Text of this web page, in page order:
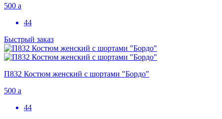
500 a
44
Быстрый заказ
П832 Костюм женский с шортами "Бордо"
500 a
44